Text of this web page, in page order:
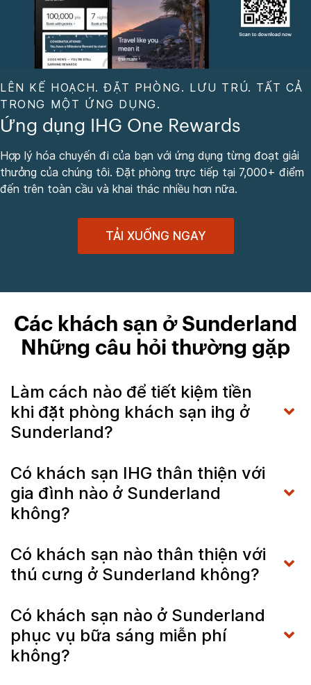
LÊN KẾ HOẠCH. ĐẶT PHÒNG. LƯU TRÚ. TẤT CẢ
TRONG MỘT ỨNG DỤNG.
Ứng dụng IHG One Rewards
Hợp lý hóa chuyến đi của bạn với ứng dụng từng đoạt giải
thưởng của chúng tôi. Đặt phòng trực tiếp tại 7,000+ điểm
đến trên toàn cầu và khai thác nhiều hơn nữa.
TẢI XUỐNG NGAY
Các khách sạn ở Sunderland
Những câu hỏi thường gặp
Làm cách nào để tiết kiệm tiền
khi đặt phòng khách sạn ihg ở
Sunderland?
Có khách sạn IHG thân thiện với
gia đình nào ở Sunderland
không?
Có khách sạn nào thân thiện với
thú cưng ở Sunderland không?
Có khách sạn nào ở Sunderland
phục vụ bữa sáng miễn phí
không?